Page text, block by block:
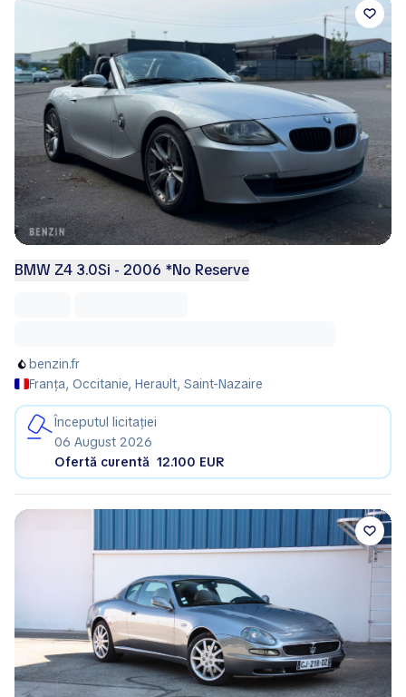
BMW Z4 3.0Si - 2006 *No Reserve
benzin.fr
Franța, Occitanie, Herault, Saint-Nazaire
Începutul licitației
06 August 2026
Ofertă curentă 12.100 EUR